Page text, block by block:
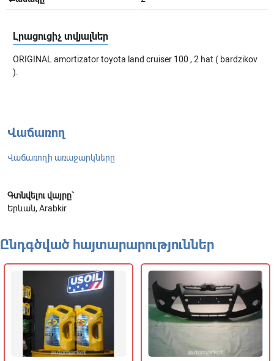
Լրացուցիչ տվյալներ
ORIGINAL amortizator toyota land cruiser 100 , 2 hat ( bardzikov
).
Վաճառող
Վաճառողի առաջարկները
Գտնվելու վայրը`
Երևան, Arabkir
Ընդգծված հայտարարություններ